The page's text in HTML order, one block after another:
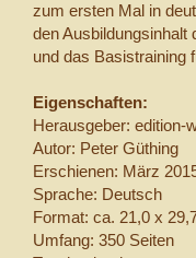
zum ersten Mal in
den Ausbildungsinhalt
und das Basistraining
Eigenschaften:
Herausgeber: edition-
Autor: Peter Güthing
Erschienen: März
Sprache: Deutsch
Format: ca. 21,0 x
Umfang: 350 Seiten